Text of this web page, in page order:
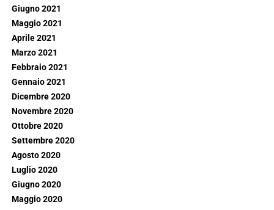
Giugno 2021
Maggio 2021
Aprile 2021
Marzo 2021
Febbraio 2021
Gennaio 2021
Dicembre 2020
Novembre 2020
Ottobre 2020
Settembre 2020
Agosto 2020
Luglio 2020
Giugno 2020
Maggio 2020